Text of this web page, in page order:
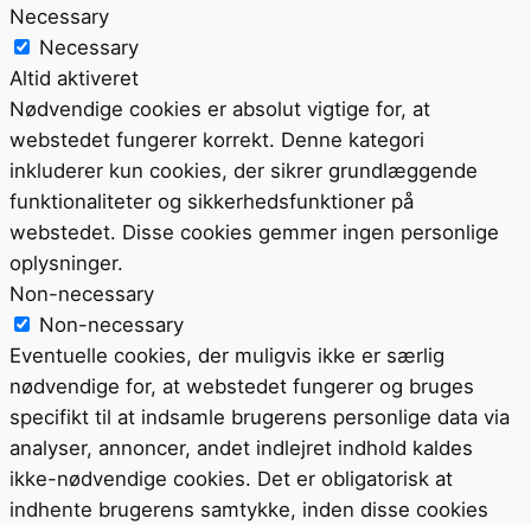
Necessary
Necessary
Altid aktiveret
Nødvendige cookies er absolut vigtige for, at
webstedet fungerer korrekt. Denne kategori
inkluderer kun cookies, der sikrer grundlæggende
funktionaliteter og sikkerhedsfunktioner på
webstedet. Disse cookies gemmer ingen personlige
oplysninger.
Non-necessary
Non-necessary
Eventuelle cookies, der muligvis ikke er særlig
nødvendige for, at webstedet fungerer og bruges
specifikt til at indsamle brugerens personlige data via
analyser, annoncer, andet indlejret indhold kaldes
ikke-nødvendige cookies. Det er obligatorisk at
indhente brugerens samtykke, inden disse cookies